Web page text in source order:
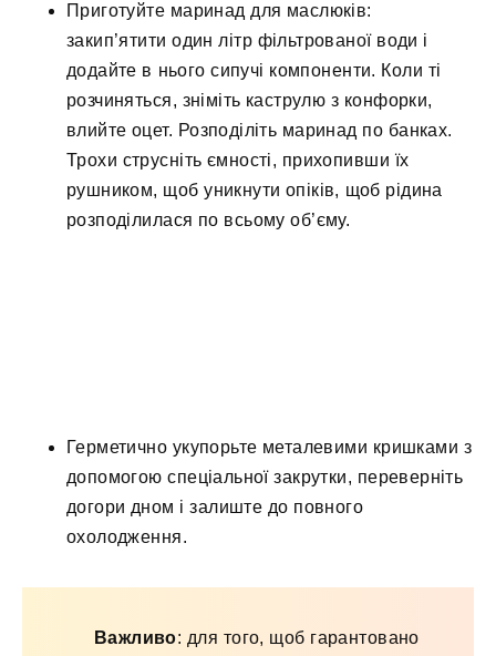
Приготуйте маринад для маслюків:
закип’ятити один літр фільтрованої води і
додайте в нього сипучі компоненти. Коли ті
розчиняться, зніміть каструлю з конфорки,
влийте оцет. Розподіліть маринад по банках.
Трохи струсніть ємності, прихопивши їх
рушником, щоб уникнути опіків, щоб рідина
розподілилася по всьому об’єму.
Герметично укупорьте металевими кришками з
допомогою спеціальної закрутки, переверніть
догори дном і залиште до повного
охолодження.
Важливо: для того, щоб гарантовано